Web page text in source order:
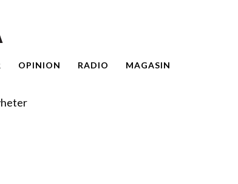
OPINION RADIO MAGASIN